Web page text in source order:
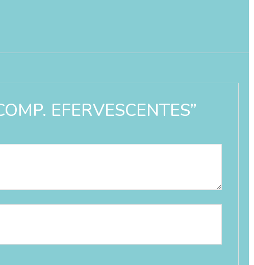
EFERVESCENTES”